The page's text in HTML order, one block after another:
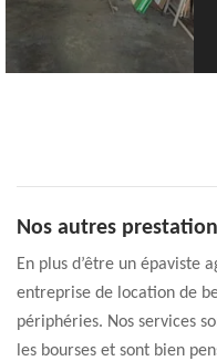
Nos autres
En plus d’être un épaviste
entreprise de location de
périphéries. Nos services
les bourses et sont bien